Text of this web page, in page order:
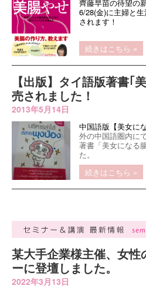
齊藤早苗の待望の
6/28(金)に主婦と
されます！
続きはこちら »
【出版】タイ語版著書｢
売されました！
2013年5月14日
中国語版【美女に
外の中国語圏内に
著書「美女になる
た。
続きはこちら »
某大手企業様主催、女
ーに登壇しました。
2022年3月13日